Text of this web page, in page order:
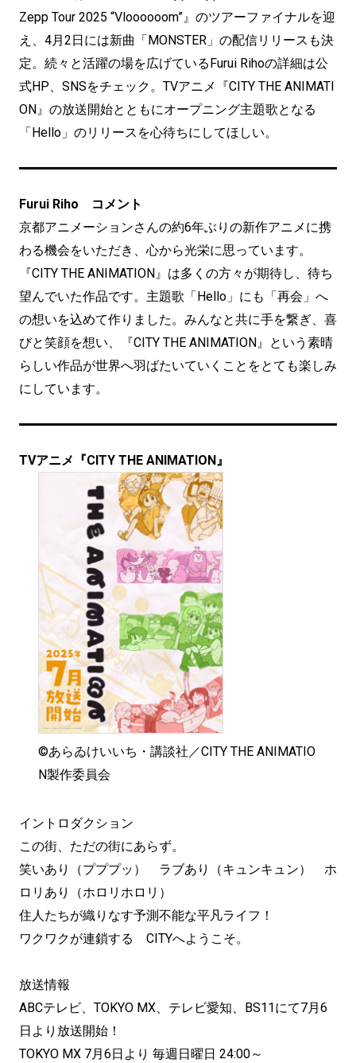
Zepp Tour 2025 “Vloooooom”』のツアーファイナルを迎
え、4月2日には新曲「MONSTER」の配信リリースも決
定。続々と活躍の場を広げているFurui Rihoの詳細は公
式HP、SNSをチェック。TVアニメ『CITY THE ANIMATI
ON』の放送開始とともにオープニング主題歌となる
「Hello」のリリースを心待ちにしてほしい。
Furui Riho コメント
京都アニメーションさんの約6年ぶりの新作アニメに携
わる機会をいただき、心から光栄に思っています。
『CITY THE ANIMATION』は多くの方々が期待し、待ち
望んでいた作品です。主題歌「Hello」にも「再会」へ
の想いを込めて作りました。みんなと共に手を繋ぎ、喜
びと笑顔を想い、『CITY THE ANIMATION』という素晴
らしい作品が世界へ羽ばたいていくことをとても楽しみ
にしています。
TVアニメ『CITY THE ANIMATION』
©あらゐけいいち・講談社／CITY THE ANIMATIO
N製作委員会
イントロダクション
この街、ただの街にあらず。
笑いあり（プププッ） ラブあり（キュンキュン） ホ
ロリあり（ホロリホロリ）
住人たちが織りなす予測不能な平凡ライフ！
ワクワクが連鎖する CITYへようこそ。
放送情報
ABCテレビ、TOKYO MX、テレビ愛知、BS11にて7月6
日より放送開始！
TOKYO MX 7月6日より 毎週日曜日 24:00～